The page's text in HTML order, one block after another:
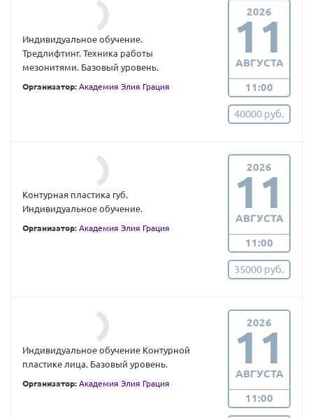
Индивидуальное обучение.
Тредлифтинг. Техника работы
мезонитями. Базовый уровень.
Организатор: Академия Элия Грация
2026
11
АВГУСТА
11:00
40000 руб.
Контурная пластика губ.
Индивидуальное обучение.
Организатор: Академия Элия Грация
2026
11
АВГУСТА
11:00
35000 руб.
Индивидуальное обучение Контурной
пластике лица. Базовый уровень.
Организатор: Академия Элия Грация
2026
11
АВГУСТА
11:00